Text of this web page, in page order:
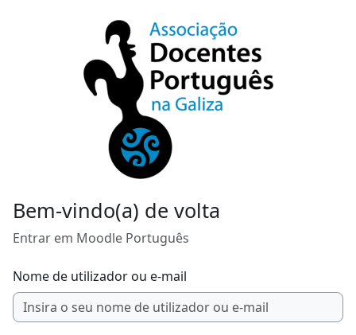
Bem-vindo(a) de volta
Entrar em Moodle Português
Nome de utilizador ou e-mail